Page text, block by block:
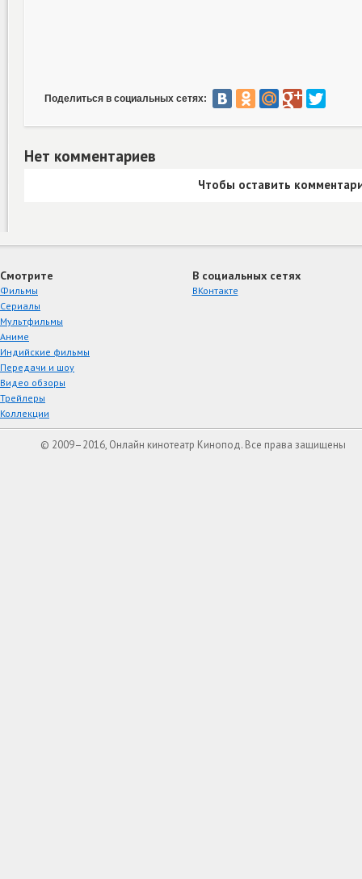
Поделиться в социальных сетях:
Нет комментариев
Чтобы оставить
Смотрите
Фильмы
Сериалы
Мультфильмы
Аниме
Индийские фильмы
Передачи и шоу
Видео обзоры
Трейлеры
Коллекции
В социальных сетях
ВКонтакте
© 2009–2016, Онлайн кинотеатр Кинопод. Все права защищены